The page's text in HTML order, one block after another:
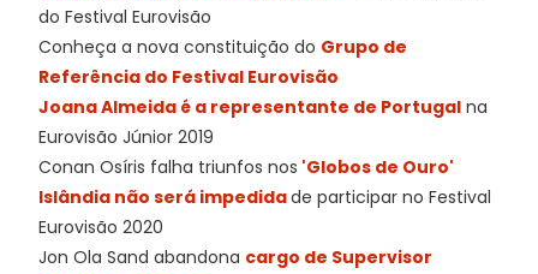
do Festival Eurovisão
Conheça a nova constituição do Grupo de
Referência do Festival Eurovisão
Joana Almeida é a representante de Portugal na
Eurovisão Júnior 2019
Conan Osíris falha triunfos nos 'Globos de Ouro'
Islândia não será impedidade participar no Festival
Eurovisão 2020
Jon Ola Sand abandona cargo de Supervisor